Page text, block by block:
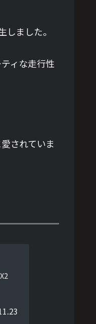
ました。
ィな走行性
されていま